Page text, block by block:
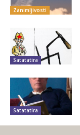
Zanimljivosti
Satatatira
Satatatira